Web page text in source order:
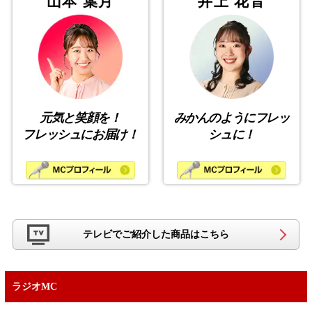
元気と笑顔を！
フレッシュにお届け！
みかんのようにフレッ
シュに！
テレビでご紹介した商品はこちら
ラジオMC